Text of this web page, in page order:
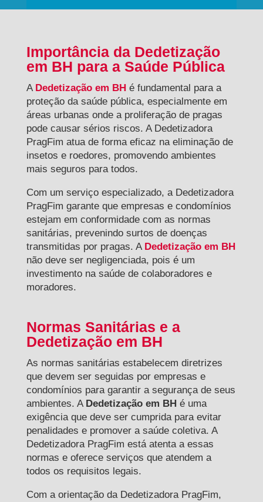
Importância da Dedetização
em BH para a Saúde Pública
A Dedetização em BHé fundamental para a
proteção da saúde pública, especialmente em
áreas urbanas onde a proliferação de pragas
pode causar sérios riscos. A Dedetizadora
PragFim atua de forma eficaz na eliminação de
insetos e roedores, promovendo ambientes
mais seguros para todos.
Com um serviço especializado, a Dedetizadora
PragFim garante que empresas e condomínios
estejam em conformidade com as normas
sanitárias, prevenindo surtos de doenças
transmitidas por pragas. A Dedetização em BH
não deve ser negligenciada, pois é um
investimento na saúde de colaboradores e
moradores.
Normas Sanitárias e a
Dedetização em BH
As normas sanitárias estabelecem diretrizes
que devem ser seguidas por empresas e
condomínios para garantir a segurança de seus
ambientes. A Dedetização em BH é uma
exigência que deve ser cumprida para evitar
penalidades e promover a saúde coletiva. A
Dedetizadora PragFim está atenta a essas
normas e oferece serviços que atendem a
todos os requisitos legais.
Com a orientação da Dedetizadora PragFim,